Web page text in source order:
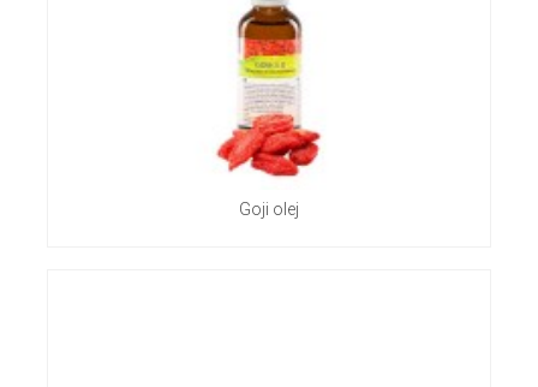
Goji olej